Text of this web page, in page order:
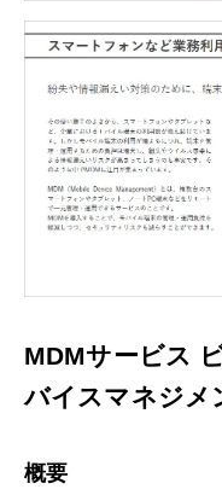
MDMサービス
バイスマネジメ
概要